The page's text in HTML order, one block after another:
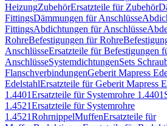
HeizungZubehörErsatzteile für Zubehör
FittingsDämmungen für Anschlüsse
FittingsAbdichtungen für Anschlüsse
RohreBefestigungen für Rohre
AnschlüsseErsatzteile für Befestigungen
AnschlüsseSystemdichtungenSets
FlanschverbindungenGeberit Mapress
EdelstahlErsatzteile für Geberit Mapress
1.4401Ersatzteile für Systemrohre 1.4401
1.4521Ersatzteile für Systemrohre
1.4521RohrnippelMuffenErsatzteile für